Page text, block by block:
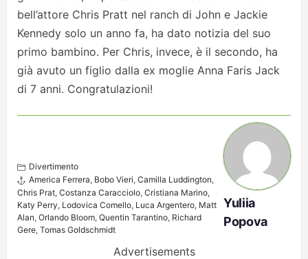
bell’attore Chris Pratt nel ranch di John e Jackie
Kennedy solo un anno fa, ha dato notizia del suo
primo bambino. Per Chris, invece, è il secondo, ha
già avuto un figlio dalla ex moglie Anna Faris Jack
di 7 anni. Congratulazioni!
Divertimento
America Ferrera, Bobo Vieri, Camilla Luddington,
Chris Prat, Costanza Caracciolo, Cristiana Marino,
Katy Perry, Lodovica Comello, Luca Argentero, Matt
Alan, Orlando Bloom, Quentin Tarantino, Richard
Gere, Tomas Goldschmidt
Yuliia
Popova
Advertisements